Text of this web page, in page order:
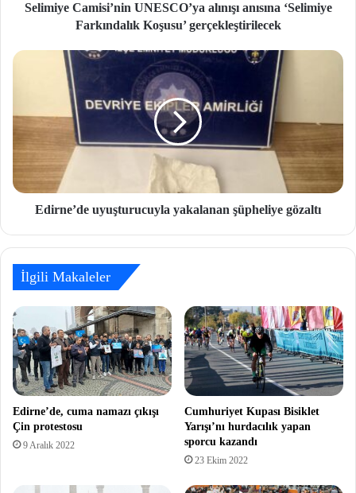
Selimiye Camisi’nin UNESCO’ya alınışı anısına ‘Selimiye
Farkındalık Koşusu’ gerçekleştirilecek
Edirne’de uyuşturucuyla yakalanan şüpheliye gözaltı
İlgili Makaleler
Edirne’de, cuma namazı çıkışı
Çin protestosu
9 Aralık 2022
Cumhuriyet Kupası Bisiklet
Yarışı’nı hurdacılık yapan
sporcu kazandı
23 Ekim 2022